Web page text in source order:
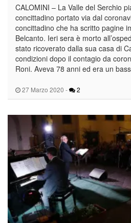
27 Marzo 2020 - 2
CALOMINI – La Valle del Serchio
concittadino portato via dal
concittadino che ha scritto pagine
Belcanto. Ieri sera è morto
stato ricoverato dalla sua casa di
condizioni dopo il contagio da
Roni. Aveva 78 anni ed era un